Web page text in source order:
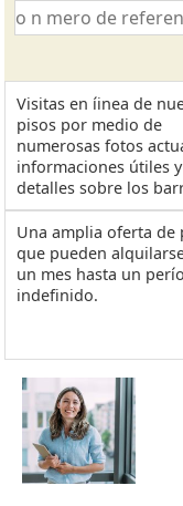
Visitas en íinea de
pisos por medio de
numerosas fotos
informaciones útiles y
detalles sobre los
Una amplia oferta de
que pueden
un mes hasta un
indefinido.